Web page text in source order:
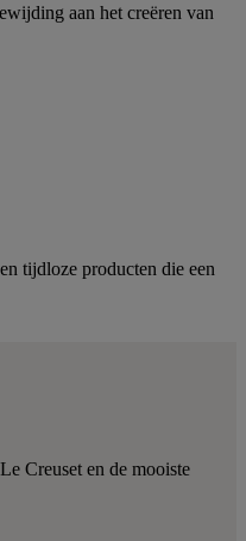
aan het creëren van
tijdloze producten die een
Creuset en de mooiste